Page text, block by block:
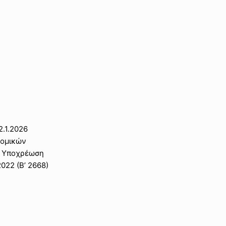
Υποχρέωση
(Β’ 2668)